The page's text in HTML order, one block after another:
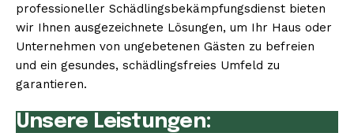
professioneller Schädlingsbekämpfungsdienst bieten
wir Ihnen ausgezeichnete Lösungen, um Ihr Haus oder
Unternehmen von ungebetenen Gästen zu befreien
und ein gesundes, schädlingsfreies Umfeld zu
garantieren.
Unsere Leistungen: